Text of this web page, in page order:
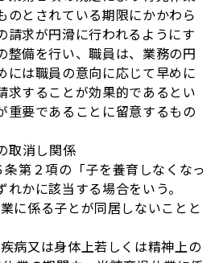
のとされている期限にかかわら
請求が円滑に行われるようにす
整備を行い、職員は、業務の円
には職員の意向に応じて早めに
求することが効果的であるとい
重要であることに留意するもの
取消し関係
第２項の「子を養育しなくなっ
かに該当する場合をいう。
係る子とが同居しないことと
又は身体上若しくは精神上の